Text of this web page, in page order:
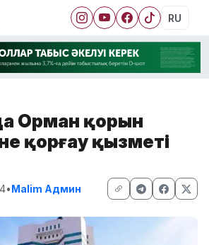
RU
Орман қорын
қорғау қызметі
•Malim Админ